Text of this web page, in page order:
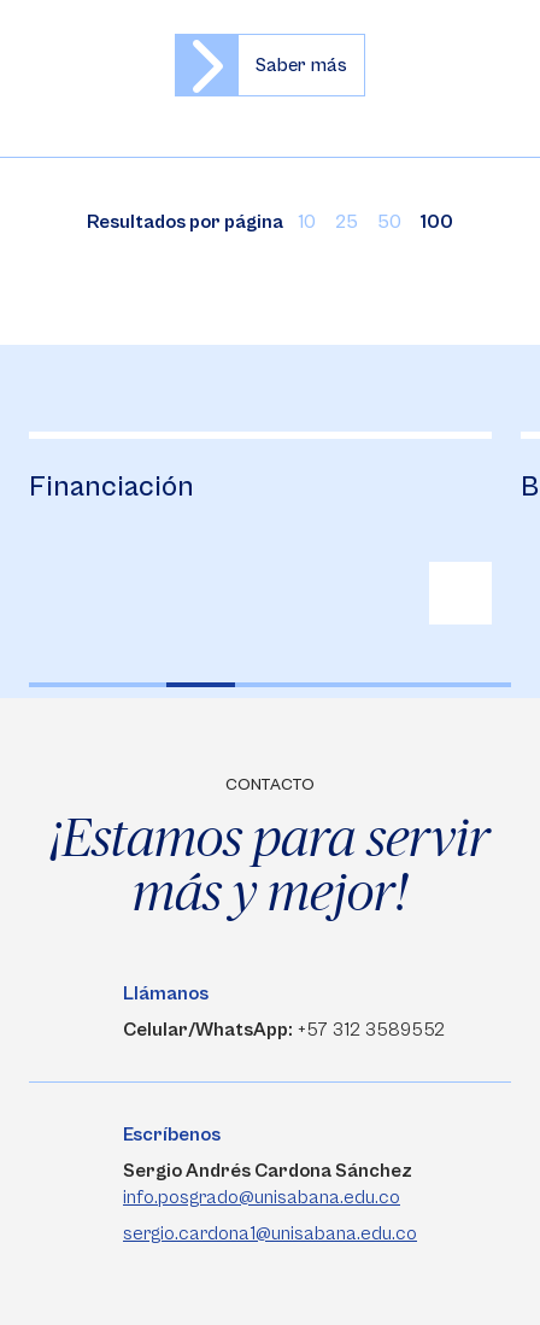
Saber más
Resultados por página 10 25 50 100
Financiación
CONTACTO
¡Estamos para servir
más y mejor!
Llámanos
Celular/WhatsApp: +57 312 3589552
Escríbenos
Sergio Andrés Cardona Sánchez
info.posgrado@unisabana.edu.co
sergio.cardona1@unisabana.edu.co